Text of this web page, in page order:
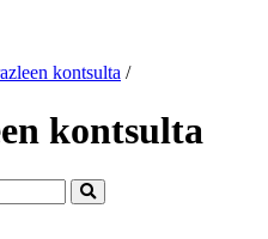
kontsulta /
kontsulta